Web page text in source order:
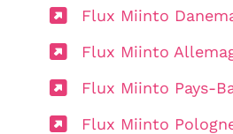
Flux Miinto
Flux Miinto
Flux Miinto Pays-
Flux Miinto